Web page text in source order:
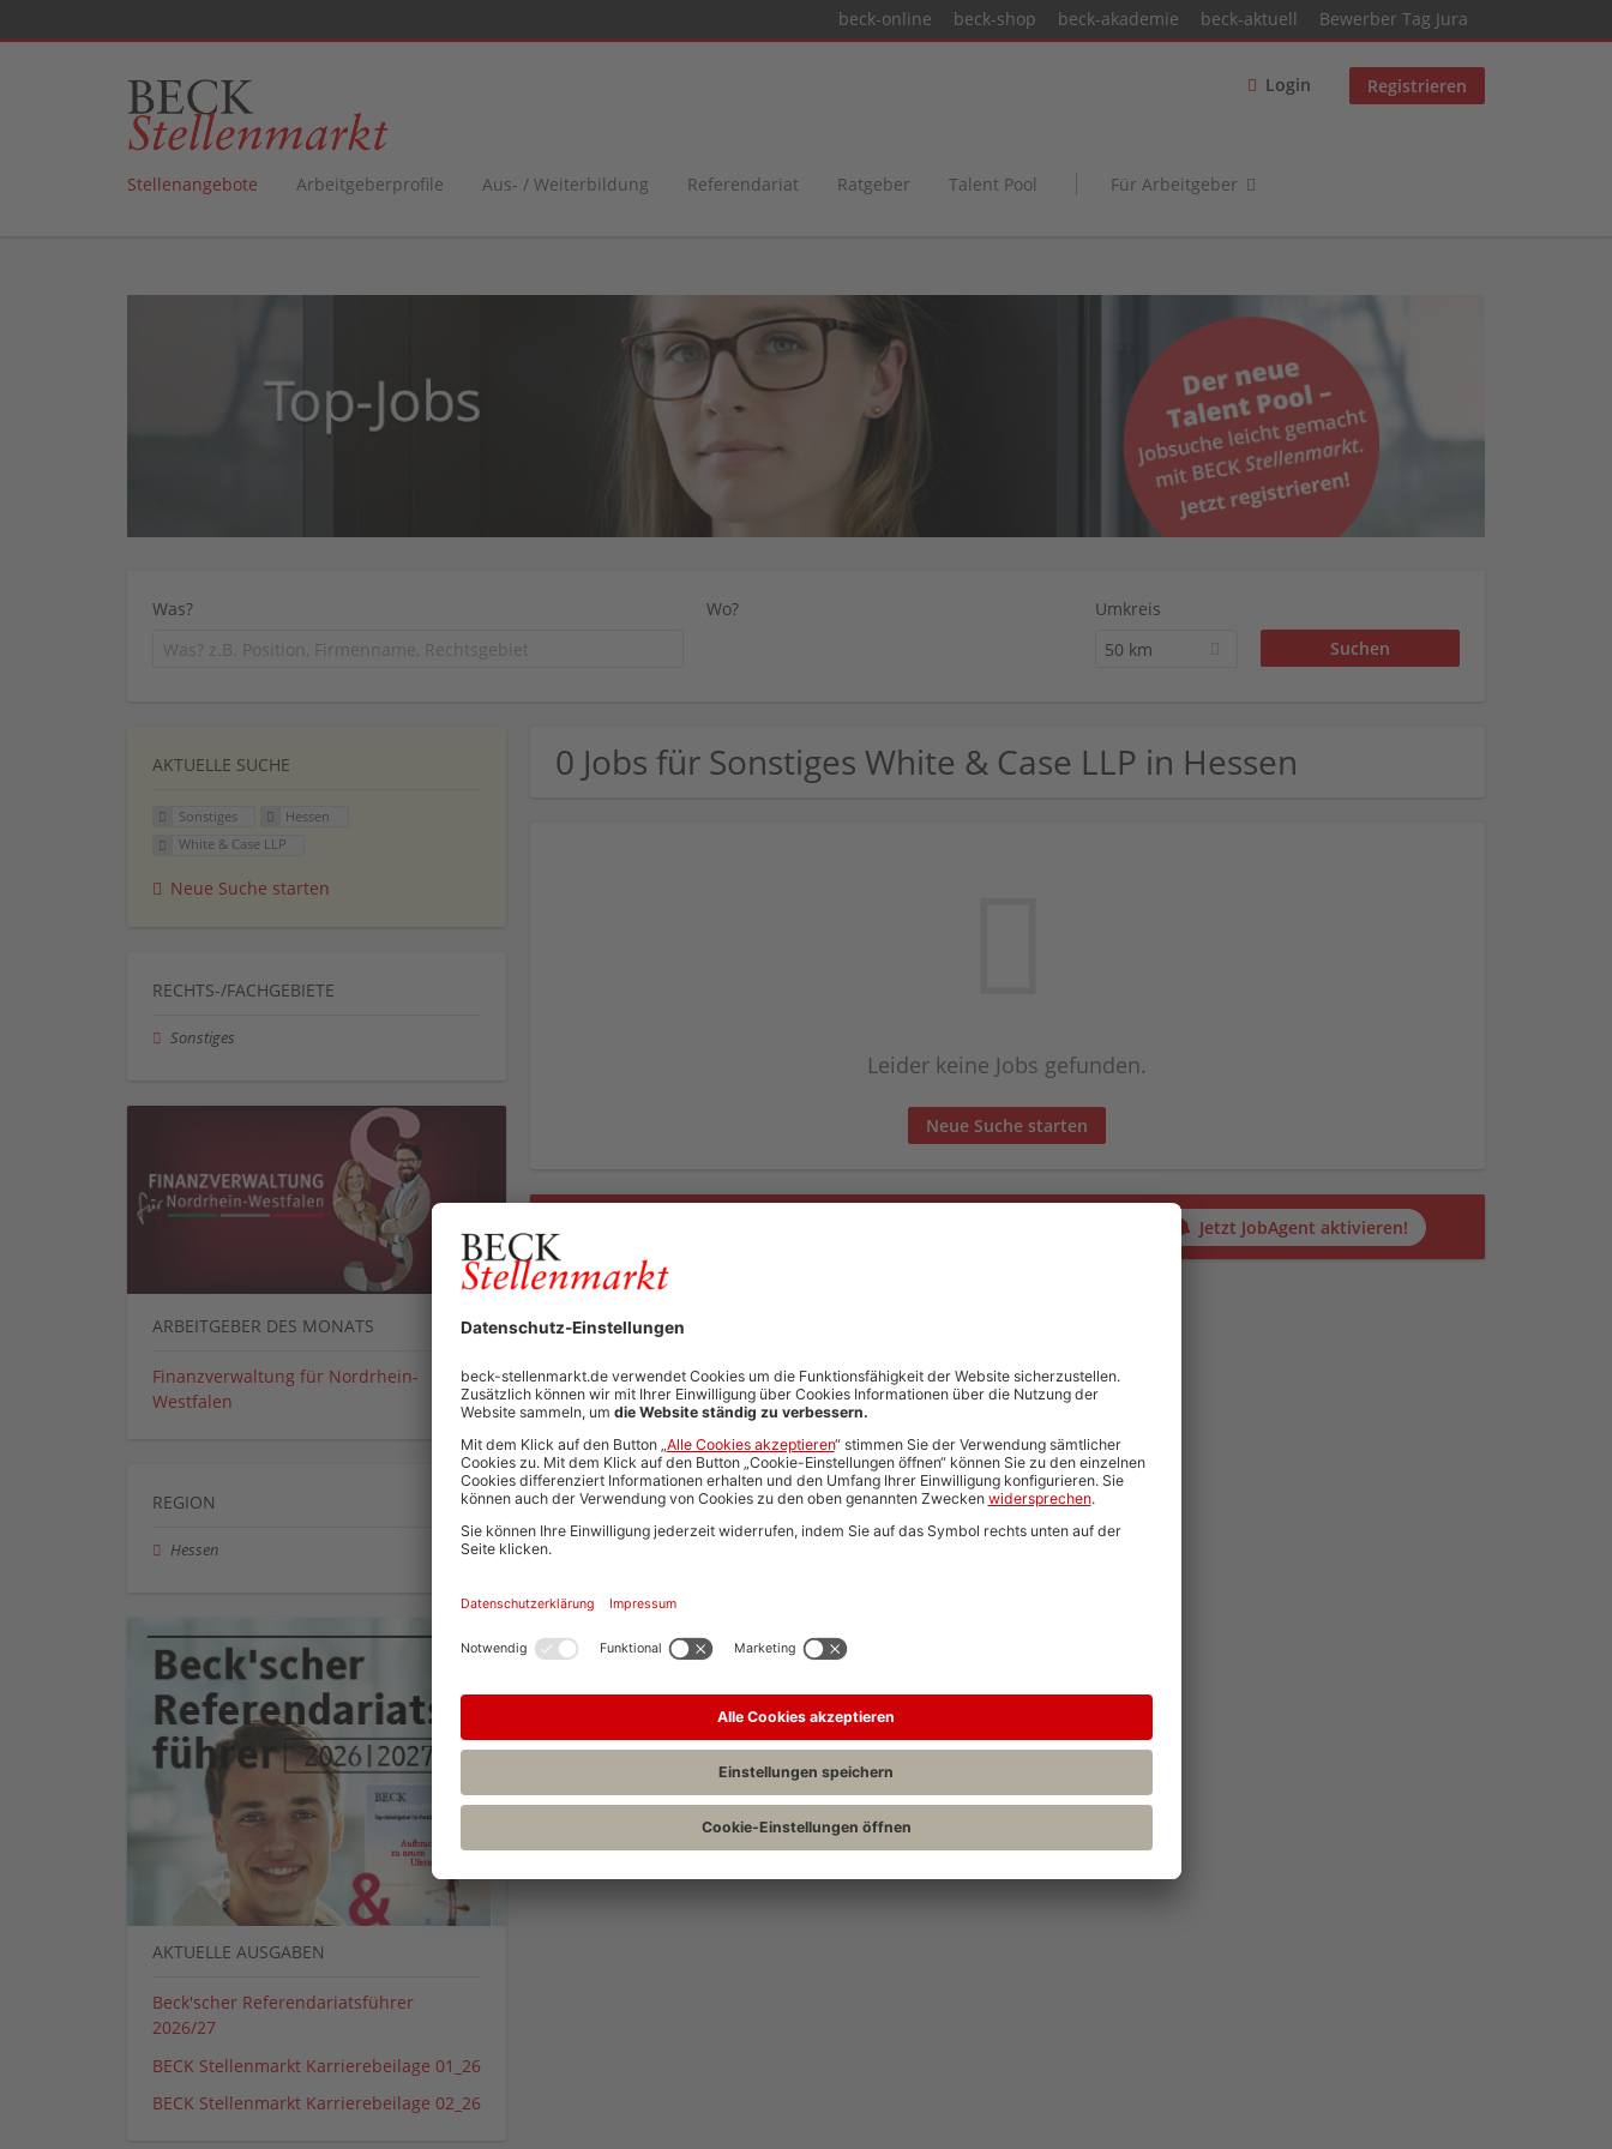
beck-online beck-shop beck-akademie beck-aktuell Bewerber Tag Jura
Login Registrieren
Stellenangebote Arbeitgeberprofile Aus- / Weiterbildung Referendariat Ratgeber Talent Pool Für Arbeitgeber
Was? Wo?
Umkreis
50 km
0 Jobs für Sonstiges White & Case LLP in Hessen
Leider keine Jobs gefunden.
Neue Suche starten
Jetzt JobAgent aktivieren!
AKTUELLE SUCHE
Sonstiges
Hessen
White & Case LLP
Neue Suche starten
RECHTS-/FACHGEBIETE
Sonstiges
ARBEITGEBER DES MONATS
Finanzverwaltung für Nordrhein-
Westfalen
REGION
Hessen
AKTUELLE AUSGABEN
Beck'scher Referendariatsführer
2026/27
BECK Stellenmarkt Karrierebeilage 01_26
BECK Stellenmarkt Karrierebeilage 02_26